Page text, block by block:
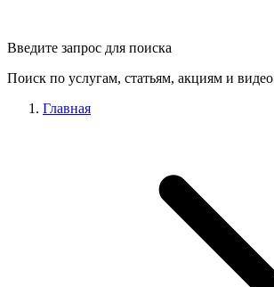
Введите запрос для поиска
Поиск по услугам, статьям, акциям и видео
Главная